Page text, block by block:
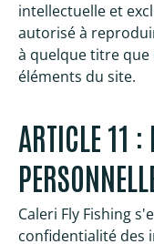
intellectuelle et
autorisé à
à quelque titre que
éléments du site.
ARTICLE 11 :
Caleri Fly Fishing
confidentialité des